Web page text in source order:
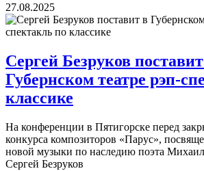
27.08.2025
Сергей Безруков
Губернском театре рэп-
классике
На конференции в Пятигорске перед
конкурса композиторов «Парус»,
новой музыки по наследию поэта
Сергей Безруков